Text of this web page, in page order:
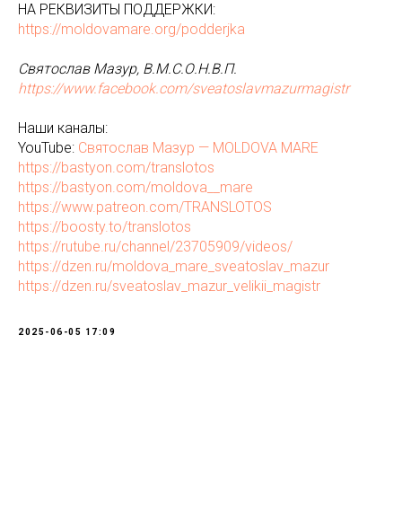
НА РЕКВИЗИТЫ ПОДДЕРЖКИ:
https://moldovamare.org/podderjka
Святослав Мазур, В.М.С.О.Н.В.П.
https://www.facebook.com/sveatoslavmazurmagistr
Наши каналы:
YouTube: Святослав Мазур — MOLDOVA MARE
https://bastyon.com/translotos
https://bastyon.com/moldova__mare
https://www.patreon.com/TRANSLOTOS
https://boosty.to/translotos
https://rutube.ru/channel/23705909/videos/
https://dzen.ru/moldova_mare_sveatoslav_mazur
https://dzen.ru/sveatoslav_mazur_velikii_magistr
2025-06-05 17:09